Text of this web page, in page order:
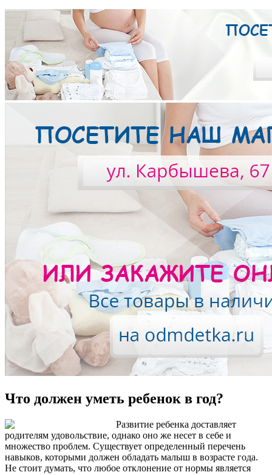
Что должен уметь ребенок в год?
Развитие ребенка доставляет
родителям удовольствие, однако оно же несет в себе и
множество проблем. Существует определенный перечень
навыков, которыми должен обладать малыш в возрасте года.
Не стоит думать, что любое отклонение от нормы является